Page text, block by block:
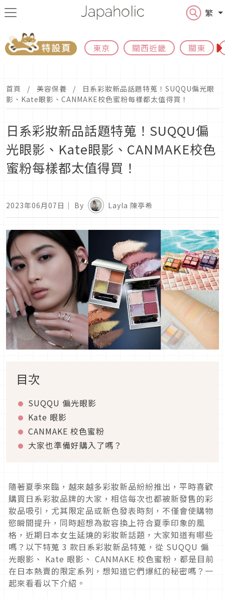
繁
東京 關西近畿 關東
首頁 美容保養
日系彩妝新品話題特蒐！SUQQU偏光眼
影、Kate眼影、CANMAKE校色蜜粉每樣都太值得買！
日系彩妝新品話題特蒐！SUQQU偏
光眼影、Kate眼影、CANMAKE校色
蜜粉每樣都太值得買！
2023年06月07日 ｜ By Layla 陳亭希
目次
SUQQU 偏光眼影
Kate 眼影
CANMAKE 校色蜜粉
大家也準備好購入了嗎？
隨著夏季來臨，越來越多彩妝新品紛紛推出，平時喜歡
購買日系彩妝品牌的大家，相信每次也都被新發售的彩
妝品吸引，尤其限定品或新色發表時刻，不僅會使購物
慾瞬間提升，同時超想為妝容換上符合夏季印象的風
格，近期日本女生延燒的彩妝新話題，大家知道有哪些
嗎？以下特蒐 3 款日系彩妝新品特蒐，從 SUQQU 偏
光眼影、 Kate 眼影、 CANMAKE 校色蜜粉，都是目前
在日本熱賣的限定系列，想知道它們爆紅的秘密嗎？一
起來看看以下介紹。